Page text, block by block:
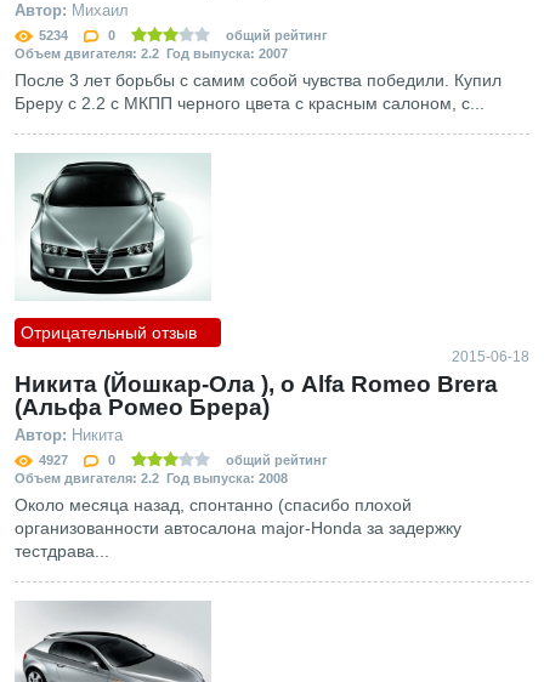
Автор: Михаил
5234 0
общий рейтинг
Объем двигателя: 2.2 Год выпуска: 2007
После 3 лет борьбы с самим собой чувства победили. Купил
Бреру с 2.2 c МКПП черного цвета с красным салоном, с...
Отрицательный отзыв
2015-06-18
Никита (Йошкар-Ола ), о Alfa Romeo Brera
(Альфа Ромео Брера)
Автор: Никита
4927 0
общий рейтинг
Объем двигателя: 2.2 Год выпуска: 2008
Около месяца назад, спонтанно (спасибо плохой
организованности автосалона major-Honda за задержку
тестдрава...